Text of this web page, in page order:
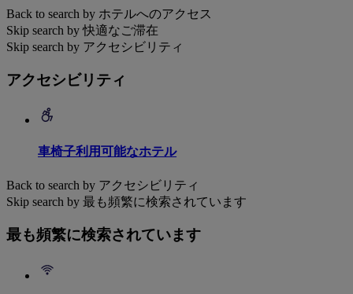
Back to search by ホテルへのアクセス
Skip search by 快適なご滞在
Skip search by アクセシビリティ
アクセシビリティ
車椅子利用可能なホテル
Back to search by アクセシビリティ
Skip search by 最も頻繁に検索されています
最も頻繁に検索されています